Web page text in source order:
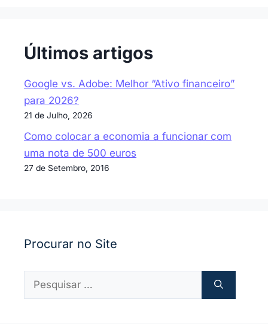
Últimos artigos
Google vs. Adobe: Melhor “Ativo financeiro”
para 2026?
21 de Julho, 2026
Como colocar a economia a funcionar com
uma nota de 500 euros
27 de Setembro, 2016
Procurar no Site
Pesquisar